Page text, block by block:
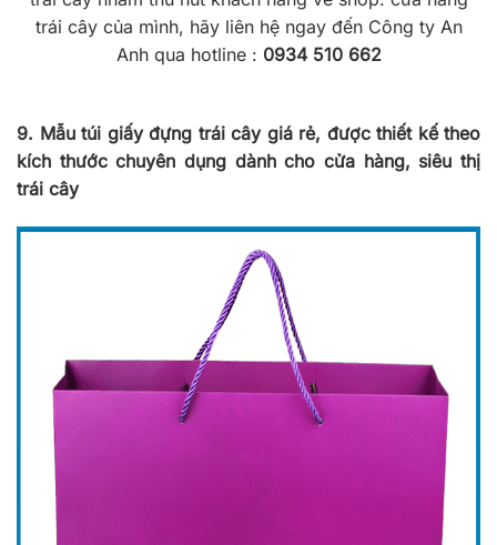
trái cây của mình, hãy liên hệ ngay đến Công ty An
Anh qua hotline : 0934 510 662
9. Mẫu túi giấy đựng trái cây giá rẻ, được thiết kế theo
kích thước chuyên dụng dành cho cửa hàng, siêu thị
trái cây